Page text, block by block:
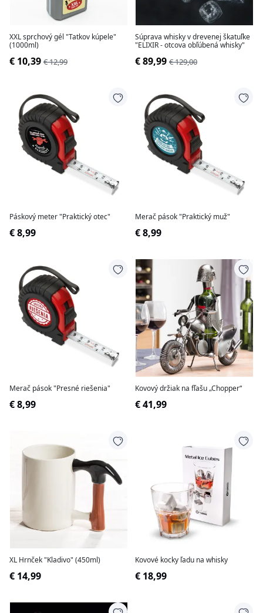
XXL sprchový gél "Tatkov kúpele"
(1000ml)
€ 10,39 € 12,99
Súprava whisky v drevenej škatuľke
"ELIXIR - otcova obľúbená whisky"
€ 89,99 € 129,00
Páskový meter "Praktický otec"
€ 8,99
Merač pások "Praktický muž"
€ 8,99
Merač pások "Presné riešenia"
€ 8,99
Kovový držiak na fľašu „Chopper“
€ 41,99
XL Hrnček "Kladivo" (450ml)
€ 14,99
Kovové kocky ľadu na whisky
€ 18,99